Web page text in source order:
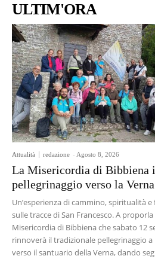
ULTIM'ORA
Attualità redazione - Agosto 8, 2026
La Misericordia di Bibbiena
pellegrinaggio verso la Verna
Un’esperienza di cammino, spiritualità
sulle tracce di San Francesco. A proporla
Misericordia di Bibbiena che sabato 12
rinnoverà il tradizionale pellegrinaggio a
verso il santuario della Verna, dando